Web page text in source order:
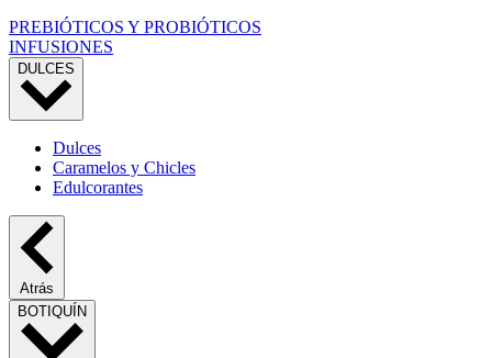
PREBIÓTICOS Y PROBIÓTICOS
INFUSIONES
DULCES
Dulces
Caramelos y Chicles
Edulcorantes
Atrás
BOTIQUÍN